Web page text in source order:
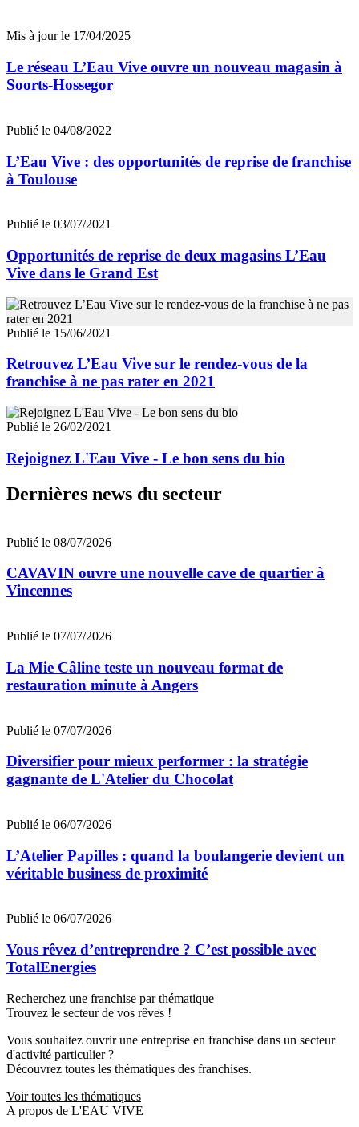
Mis à jour le 17/04/2025
Le réseau L’Eau Vive ouvre un nouveau magasin à
Soorts-Hossegor
Publié le 04/08/2022
L’Eau Vive : des opportunités de reprise de franchise
à Toulouse
Publié le 03/07/2021
Opportunités de reprise de deux magasins L’Eau
Vive dans le Grand Est
Publié le 15/06/2021
Retrouvez L’Eau Vive sur le rendez-vous de la
franchise à ne pas rater en 2021
Publié le 26/02/2021
Rejoignez L'Eau Vive - Le bon sens du bio
Dernières news du secteur
Publié le 08/07/2026
CAVAVIN ouvre une nouvelle cave de quartier à
Vincennes
Publié le 07/07/2026
La Mie Câline teste un nouveau format de
restauration minute à Angers
Publié le 07/07/2026
Diversifier pour mieux performer : la stratégie
gagnante de L'Atelier du Chocolat
Publié le 06/07/2026
L’Atelier Papilles : quand la boulangerie devient un
véritable business de proximité
Publié le 06/07/2026
Vous rêvez d’entreprendre ? C’est possible avec
TotalEnergies
Recherchez une franchise par thématique
Trouvez le secteur de vos rêves !
Vous souhaitez ouvrir une entreprise en franchise dans un secteur
d'activité particulier ?
Découvrez toutes les thématiques des franchises.
Voir toutes les thématiques
A propos de L'EAU VIVE